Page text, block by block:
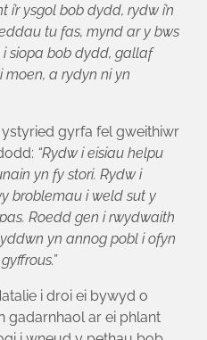
ysgol bob dydd, rydw i’n
tu fas, mynd ar y bws
siopa bob dydd, gallaf
a rydyn ni yn
gyrfa fel gweithiwr
“Rydw i eisiau helpu
yn fy stori. Rydw i
broblemau i weld sut y
Roedd gen i rwydwaith
yn annog pobl i ofyn
i droi ei bywyd o
gadarnhaol ar ei phlant